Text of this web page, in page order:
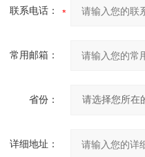
联系电话：
常用邮箱：
省份：
详细地址：